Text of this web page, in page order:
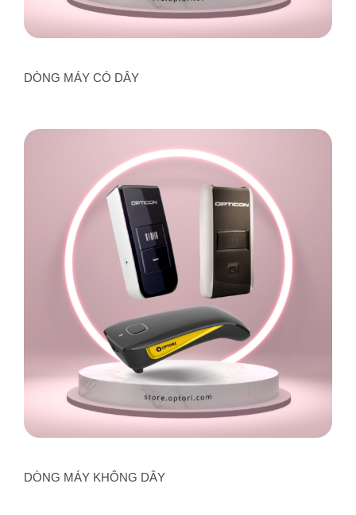
DÒNG MÁY CÓ DÂY
DÒNG MÁY KHÔNG DÂY